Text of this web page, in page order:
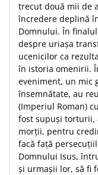
trecut două mii de
încredere deplină
Domnului. În
despre uriaşa
ucenicilor ca
în istoria omenirii.
eveniment, un mic
însemnătate, au
(Imperiul Roman)
fost supuşi torturii,
morţii, pentru
facă faţă
Domnului Isus,
şi urmaşii lor, să fi